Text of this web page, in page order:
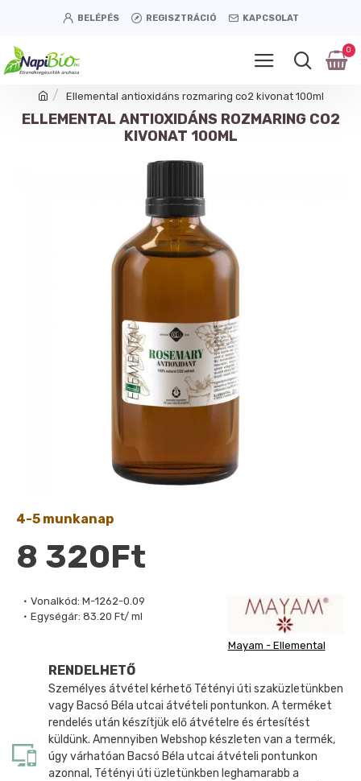
BELÉPÉS REGISZTRÁCIÓ KAPCSOLAT
0
Ellemental antioxidáns rozmaring co2 kivonat 100ml
ELLEMENTAL ANTIOXIDÁNS ROZMARING CO2
KIVONAT 100ML
Vonalkód: M-1262-0.09
Egységár: 83.20 Ft/ ml
Mayam - Ellemental
4-5 munkanap
8 320Ft
RENDELHETŐ
Személyes átvétel kérhető Tétényi úti szaküzletünkben
vagy Bacsó Béla utcai átvételi pontunkon. A terméket
rendelés után készítjük elő átvételre és értesítést
küldünk. Amennyiben Webshop készleten van a termék,
úgy várhatóan Bacsó Béla utcai átvételi pontunkon
azonnal, Tétényi úti üzletünkben leghamarabb a